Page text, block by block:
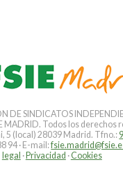
DE SINDICATOS
MADRID. Todos los derechos
5 (local) 28039 Madrid. Tfno.:
94 · E-mail:
legal ·Privacidad · Cookies